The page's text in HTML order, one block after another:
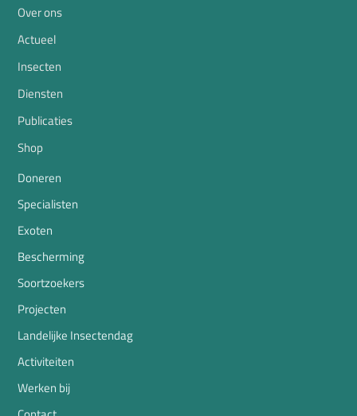
Over ons
Actueel
Insecten
Diensten
Publicaties
Shop
Doneren
Specialisten
Exoten
Bescherming
Soortzoekers
Projecten
Landelijke Insectendag
Activiteiten
Werken bij